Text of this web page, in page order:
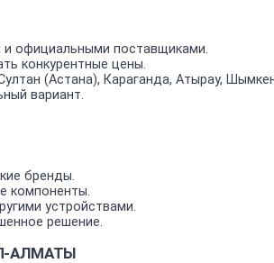
официальными поставщиками.
конкурентные цены.
(Астана), Караганда, Атырау,
вариант.
бренды.
компоненты.
устройствами.
решение.
АЛМАТЫ